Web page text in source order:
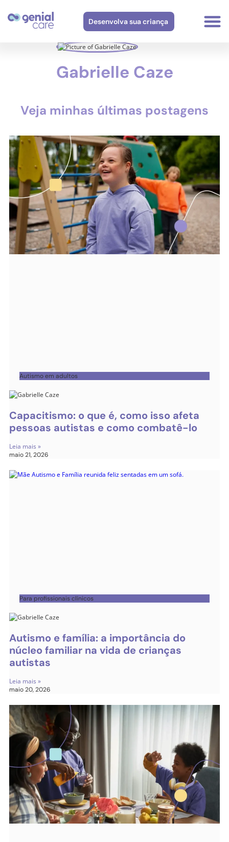
Desenvolva sua criança
Gabrielle Caze
Veja minhas últimas postagens
Autismo em adultos
Capacitismo: o que é, como isso afeta
pessoas autistas e como combatê-lo
Leia mais »
maio 21, 2026
Para profissionais clínicos
Autismo e família: a importância do
núcleo familiar na vida de crianças
autistas
Leia mais »
maio 20, 2026